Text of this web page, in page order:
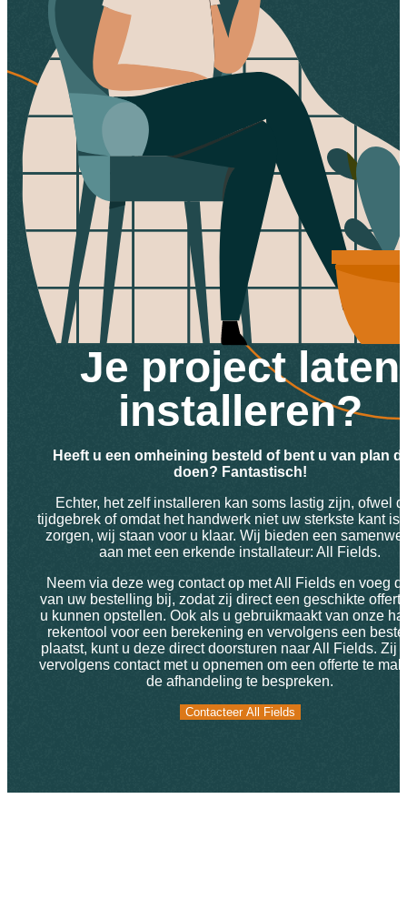
Je project laten
installeren?
Heeft u een omheining besteld of bent u van plan
doen? Fantastisch!
Echter, het zelf installeren kan soms lastig zijn, ofwel
tijdgebrek of omdat het handwerk niet uw sterkste kant is.
zorgen, wij staan voor u klaar. Wij bieden een
aan met een erkende installateur: All Fields.
Neem via deze weg contact op met All Fields en voeg
van uw bestelling bij, zodat zij direct een geschikte
u kunnen opstellen. Ook als u gebruikmaakt van onze
rekentool voor een berekening en vervolgens een
plaatst, kunt u deze direct doorsturen naar All Fields. Zij
vervolgens contact met u opnemen om een offerte te
de afhandeling te bespreken.
Contacteer All Fields
Contacteer All Fields